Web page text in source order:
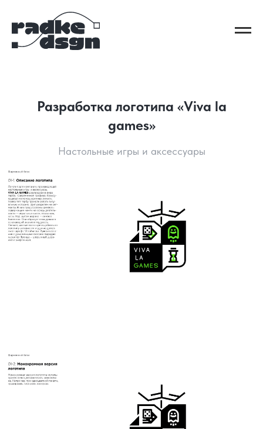
Разработка логотипа «Viva la
games»
Настольные игры и аксессуары